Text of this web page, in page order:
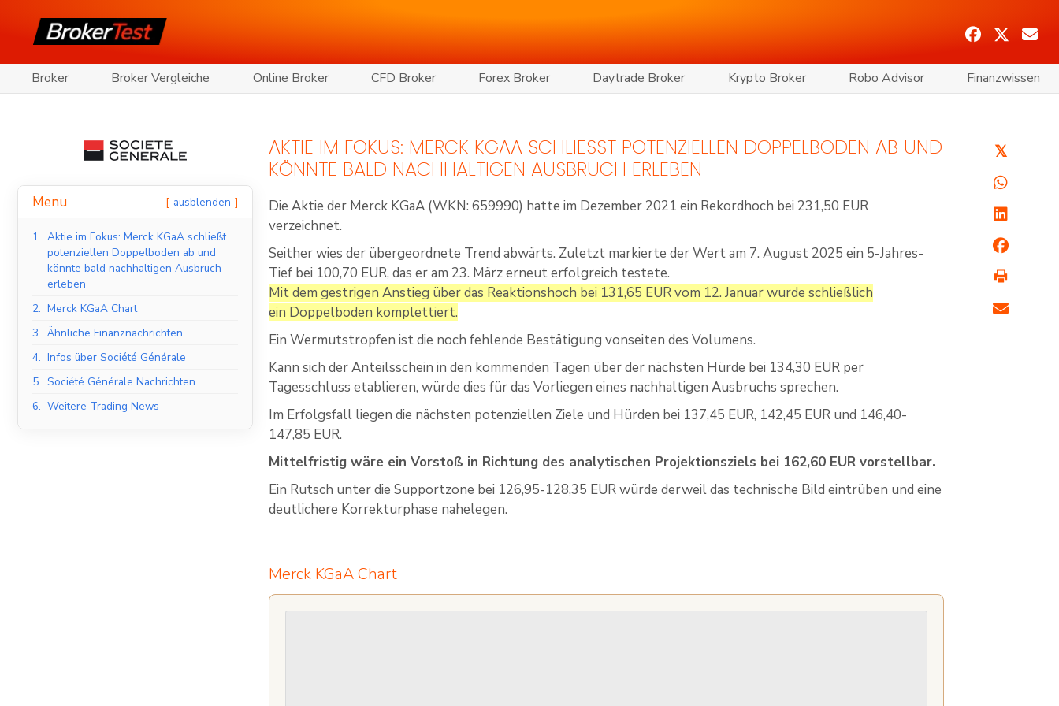
Broker Broker Vergleiche Online Broker CFD Broker Forex Broker Daytrade Broker Krypto Broker Robo Advisor Finanzwissen
Menu ausblenden
1. Aktie im Fokus: Merck KGaA schließt
potenziellen Doppelboden ab und
könnte bald nachhaltigen Ausbruch
erleben
2. Merck KGaA Chart
3. Ähnliche Finanznachrichten
4. Infos über Société Générale
5. Société Générale Nachrichten
6. Weitere Trading News
AKTIE IM FOKUS: MERCK KGAA SCHLIESST POTENZIELLEN DOPPELBODEN AB UND K
ÖNNTE BALD NACHHALTIGEN AUSBRUCH ERLEBEN
Die Aktie der Merck KGaA (WKN: 659990) hatte im Dezember 2021 ein Rekordhoch bei 231,50 EUR
verzeichnet.
Seither wies der übergeordnete Trend abwärts. Zuletzt markierte der Wert am 7. August 2025 ein 5-Jahres-
Tief bei 100,70 EUR, das er am 23. März erneut erfolgreich testete.
Mit dem gestrigen Anstieg über das Reaktionshoch bei 131,65 EUR vom 12. Januar wurde schließlich
ein Doppelboden komplettiert.
Ein Wermutstropfen ist die noch fehlende Bestätigung vonseiten des Volumens.
Kann sich der Anteilsschein in den kommenden Tagen über der nächsten Hürde bei 134,30 EUR per
Tagesschluss etablieren, würde dies für das Vorliegen eines nachhaltigen Ausbruchs sprechen.
Im Erfolgsfall liegen die nächsten potenziellen Ziele und Hürden bei 137,45 EUR, 142,45 EUR und 146,40-
147,85 EUR.
Mittelfristig wäre ein Vorstoß in Richtung des analytischen Projektionsziels bei 162,60 EUR vorstellbar.
Ein Rutsch unter die Supportzone bei 126,95-128,35 EUR würde derweil das technische Bild eintrüben und eine
deutlichere Korrekturphase nahelegen.
Merck KGaA Chart
𝕏